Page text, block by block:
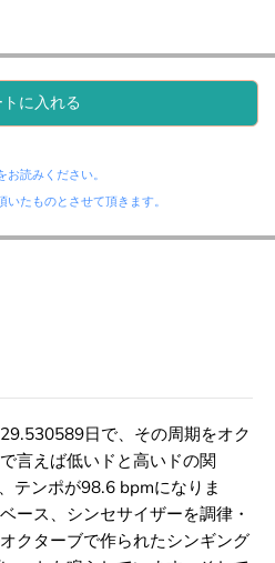
に入れる
読みください。
たものとさせて頂きます。
日で、その周期をオク
言えば低いドと高いドの関
テンポが98.6 bpmになりま
ース、シンセサイザーを調律・
クターブで作られたシンギング